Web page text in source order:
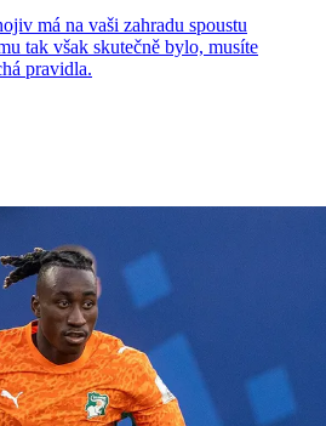
má na vaši zahradu spoustu
tak však skutečně bylo, musíte
pravidla.